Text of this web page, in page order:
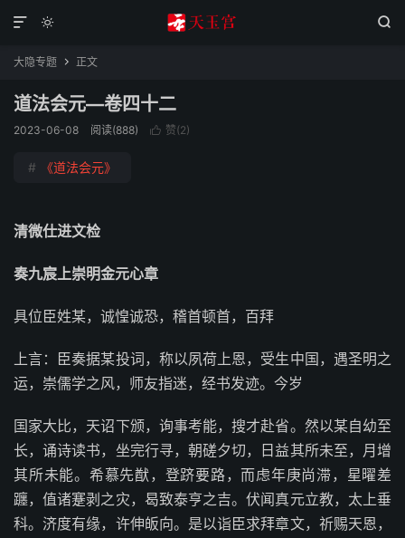
 

大隐专题  正文
道法会元—卷四十二
2023-06-08 阅读(888)  赞(2)
# 《道法会元》
清微仕进文检
奏九宸上崇明金元心章
具位臣姓某，诚惶诚恐，稽首顿首，百拜
上言：臣奏据某投词，称以夙荷上恩，受生中国，遇圣明之
运，崇儒学之风，师友指迷，经书发迹。今岁
国家大比，天诏下颁，询事考能，搜才赴省。然以某自幼至
长，诵诗读书，坐完行寻，朝磋夕切，日益其所未至，月增
其所未能。希慕先猷，登跻要路，而虑年庚尚滞，星曜差
躔，值诸蹇剥之灾，曷致泰亨之吉。伏闻真元立教，太上垂
科。济度有缘，许伸皈向。是以诣臣求拜章文，祈赐天恩，